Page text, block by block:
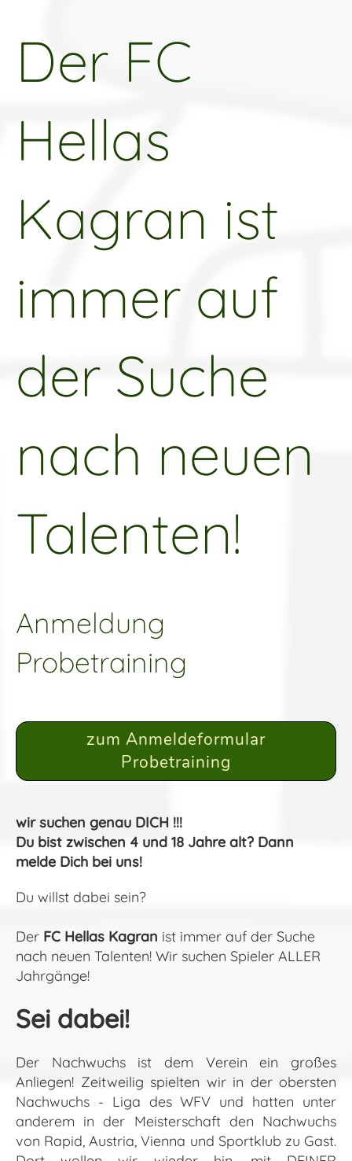
Der FC
Hellas
Kagran ist
immer auf
der Suche
nach neuen
Talenten!
Anmeldung
Probetraining
zum Anmeldeformular
Probetraining
wir suchen genau DICH !!!
Du bist zwischen 4 und 18 Jahre alt? Dann
melde Dich bei uns!
Du willst dabei sein?
Der FC Hellas Kagran ist immer auf der Suche
nach neuen Talenten! Wir suchen Spieler ALLER
Jahrgänge!
Sei dabei!
Der Nachwuchs ist dem Verein ein großes
Anliegen! Zeitweilig spielten wir in der obersten
Nachwuchs - Liga des WFV und hatten unter
anderem in der Meisterschaft den Nachwuchs
von Rapid, Austria, Vienna und Sportklub zu Gast.